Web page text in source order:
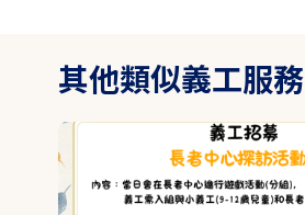
其他類似義工服務